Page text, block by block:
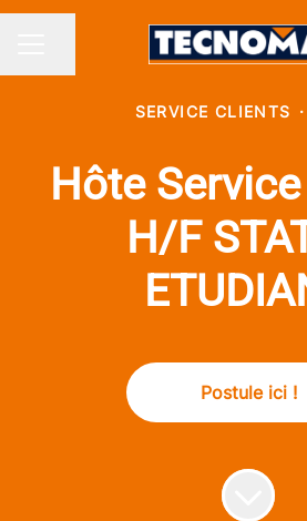
MENU CARRIÈRE
Partager la page
SERVICE CLIENTS ·
Hôte
H/F
Postule ici !